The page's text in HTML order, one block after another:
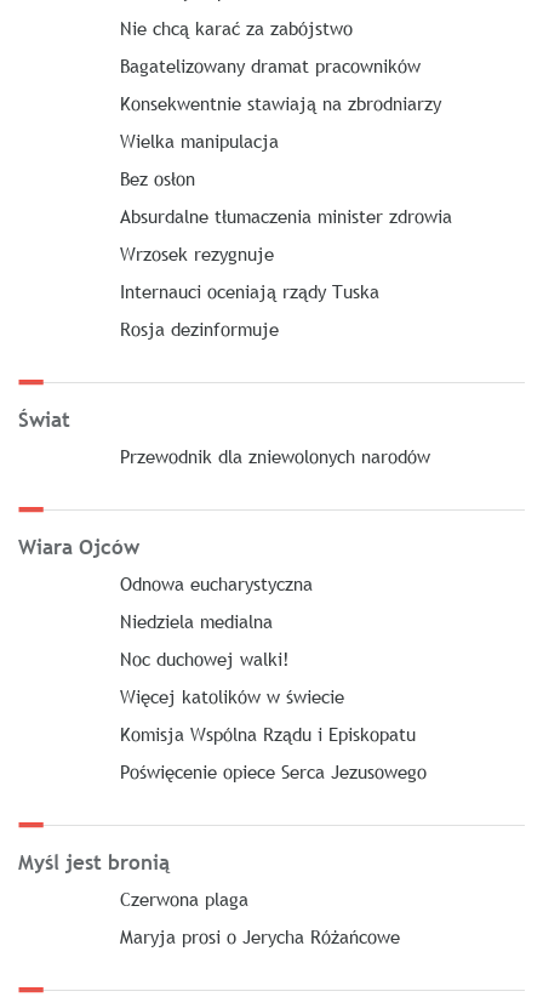
Nie chcą karać za zabójstwo
Bagatelizowany dramat pracowników
Konsekwentnie stawiają na zbrodniarzy
Wielka manipulacja
Bez osłon
Absurdalne tłumaczenia minister zdrowia
Wrzosek rezygnuje
Internauci oceniają rządy Tuska
Rosja dezinformuje
Świat
Przewodnik dla zniewolonych narodów
Wiara Ojców
Odnowa eucharystyczna
Niedziela medialna
Noc duchowej walki!
Więcej katolików w świecie
Komisja Wspólna Rządu i Episkopatu
Poświęcenie opiece Serca Jezusowego
Myśl jest bronią
Czerwona plaga
Maryja prosi o Jerycha Różańcowe